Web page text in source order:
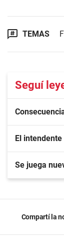
TEMAS
Seguí
El
Se juega
Compartí la